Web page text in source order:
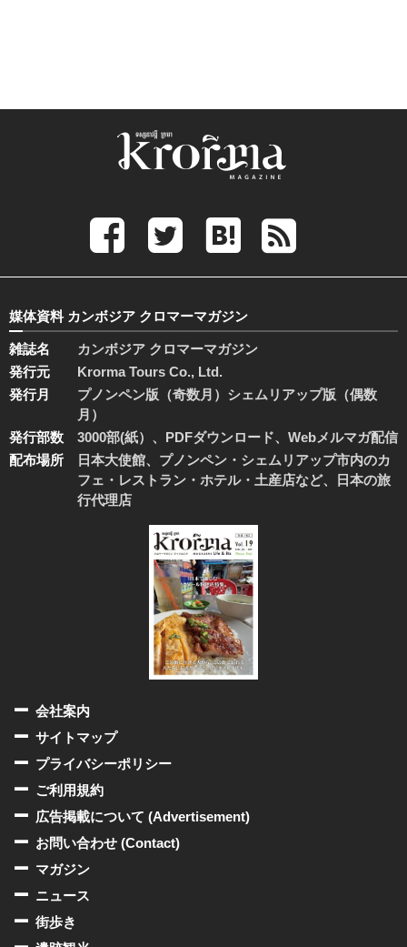
媒体資料 カンボジア クロマーマガジン
雑誌名
カンボジア クロマーマガジン
発行元
Krorma Tours Co., Ltd.
発行月
プノンペン版（奇数月）シェムリアップ版（偶数
月）
発行部数
3000部(紙）、PDFダウンロード、Webメルマガ配信
配布場所
日本大使館、プノンペン・シェムリアップ市内のカ
フェ・レストラン・ホテル・土産店など、日本の旅
行代理店
会社案内
サイトマップ
プライバシーポリシー
ご利用規約
広告掲載について (Advertisement)
お問い合わせ (Contact)
マガジン
ニュース
街歩き